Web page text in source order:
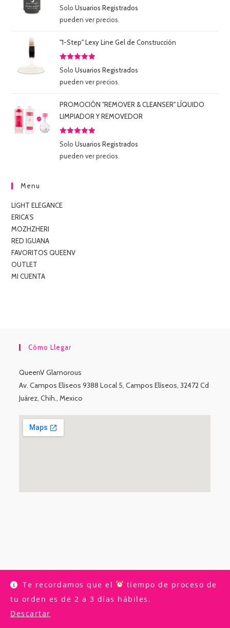
Te recordamos que el
tiempo de proceso de
tu orden es de 2 a 3 días hábiles.
Descartar
Valorado
5
SoloUsuarios Registrados
pueden ver precios.
"1-Step" Lexy Line Gel de Construcción
Valorado
5
SoloUsuarios Registrados
pueden ver precios.
PROMOCIÓN "REMOVER & CLEANSER" LÍQUIDO
LIMPIADOR Y REMOVEDOR
Valorado
5
SoloUsuarios Registrados
pueden ver precios.
Menu
LIGHT ELEGANCE
ERICA’S
MOZHZHERI
RED IGUANA
FAVORITOS QUEENV
OUTLET
MI CUENTA
Cómo Llegar
QueenV Glamorous
Av. Campos Eliseos 9388 Local 5, Campos Elíseos, 32472 Cd
Juárez, Chih., Mexico
INICIO TIENDA MI CUENTA CONTACTO
LIGHT ELEGANCE
LUMINARY
TUTORIALES CONTACTO